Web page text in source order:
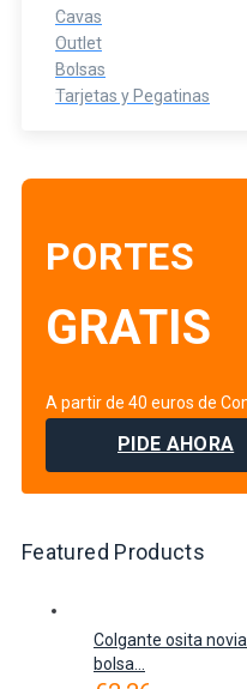
Cavas
Outlet
Bolsas
Tarjetas y Pegatinas
PORTES
GRATIS
A partir de 40 euros de
PIDE AHORA
Featured Products
Colgante osita
bolsa...